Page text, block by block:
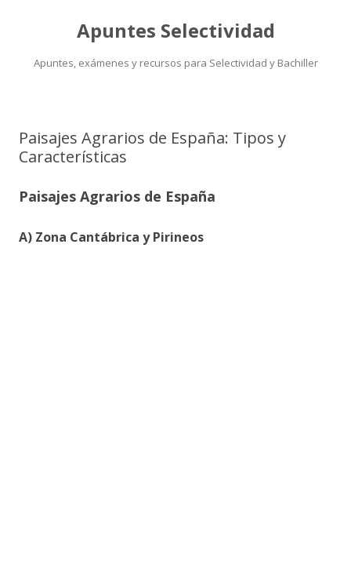
Apuntes Selectividad
Apuntes, exámenes y recursos para Selectividad y Bachiller
Paisajes Agrarios de España: Tipos y
Características
Paisajes Agrarios de España
A) Zona Cantábrica y Pirineos